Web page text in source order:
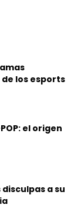
los esports
el origen
disculpas a su